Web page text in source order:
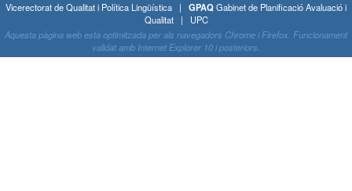
Vicerectorat de Qualitat i Política Lingüística | GPAQGabinet de Planificació Avaluació i
Qualitat | UPC
Aquesta pàgina web està optimitzada per als navegadors Chrome i Firefox. Funcionament
validat amb Internet Explorer 10 i posteriors.